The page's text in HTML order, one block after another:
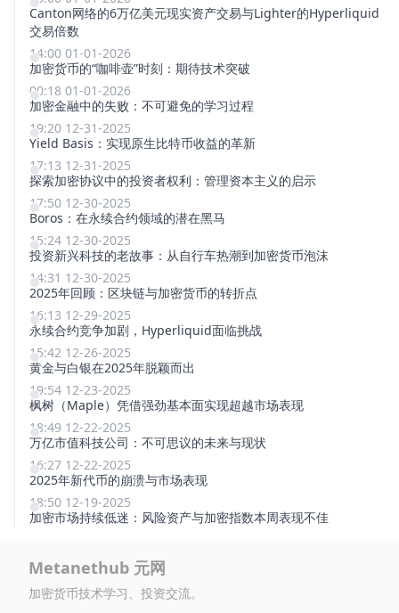
Canton网络的6万亿美元现实资产交易与Lighter的Hyperliquid
交易倍数
14:00 01-01-2026
加密货币的“咖啡壶”时刻：期待技术突破
00:18 01-01-2026
加密金融中的失败：不可避免的学习过程
19:20 12-31-2025
Yield Basis：实现原生比特币收益的革新
17:13 12-31-2025
探索加密协议中的投资者权利：管理资本主义的启示
17:50 12-30-2025
Boros：在永续合约领域的潜在黑马
15:24 12-30-2025
投资新兴科技的老故事：从自行车热潮到加密货币泡沫
14:31 12-30-2025
2025年回顾：区块链与加密货币的转折点
16:13 12-29-2025
永续合约竞争加剧，Hyperliquid面临挑战
15:42 12-26-2025
黄金与白银在2025年脱颖而出
19:54 12-23-2025
枫树（Maple）凭借强劲基本面实现超越市场表现
18:49 12-22-2025
万亿市值科技公司：不可思议的未来与现状
16:27 12-22-2025
2025年新代币的崩溃与市场表现
18:50 12-19-2025
加密市场持续低迷：风险资产与加密指数本周表现不佳
Metanethub 元网
加密货币技术学习、投资交流。